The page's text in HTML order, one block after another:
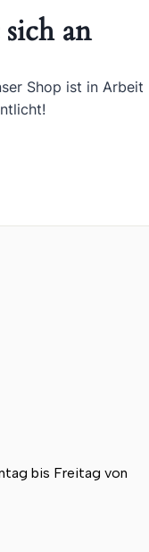
an
Shop ist in Arbeit
bis Freitag von